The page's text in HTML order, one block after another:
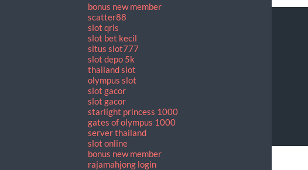
bonus new member
scatter88
slot qris
slot bet kecil
situs slot777
slot depo 5k
thailand slot
olympus slot
slot gacor
slot gacor
starlight princess 1000
gates of olympus 1000
server thailand
slot online
bonus new member
rajamahjong login